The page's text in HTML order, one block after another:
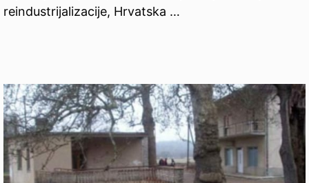
reindustrijalizacije, Hrvatska …